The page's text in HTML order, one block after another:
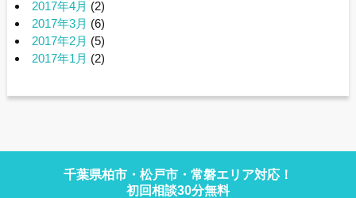
2017年4月 (2)
2017年3月 (6)
2017年2月 (5)
2017年1月 (2)
千葉県柏市・松戸市・常磐エリア対応！
初回相談30分無料